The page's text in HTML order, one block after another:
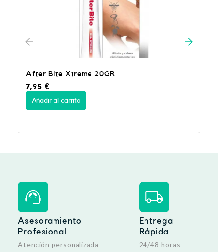
After Bite Xtreme 20GR
7,95 €
Añadir al carrito
Asesoramiento
Profesional
Atención personalizada
Entrega
Rápida
24/48 horas